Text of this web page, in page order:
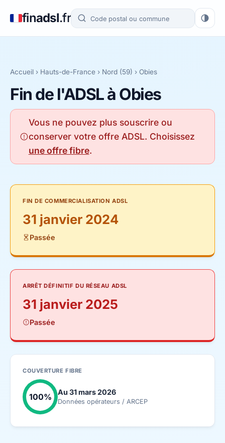
finadsl.fr
Accueil › Hauts-de-France › Nord (59) › Obies
Fin de l'ADSL à Obies
Vous ne pouvez plus souscrire ou
conserver votre offre ADSL. Choisissez
une offre fibre.
FIN DE COMMERCIALISATION ADSL
31 janvier 2024
Passée
ARRÊT DÉFINITIF DU RÉSEAU ADSL
31 janvier 2025
Passée
COUVERTURE FIBRE
100% Au 31 mars 2026
Données opérateurs / ARCEP